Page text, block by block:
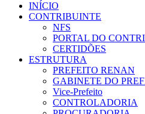
INÍCIO
CONTRIBUINTE
NFS
PORTAL DO
CERTIDÕES
ESTRUTURA
PREFEITO RENAN
GABINETE DO
Vice-Prefeito
CONTROLADORIA